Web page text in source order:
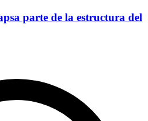
parte de la estructura del